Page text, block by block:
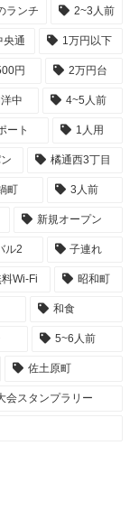
ランチ 2~3人前
央通 1万円以下
円 2万円台
中 4~5人前
ート 1人用
橘通西3丁目
町 3人前
新規オープン
ル2 子連れ
Wi-Fi 昭和町
和食
5~6人前
佐土原町
会スタンプラリー